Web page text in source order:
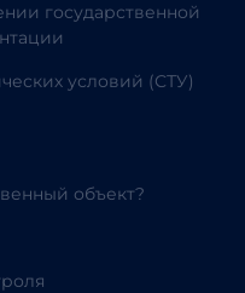
государственной
условий (СТУ)
объект?